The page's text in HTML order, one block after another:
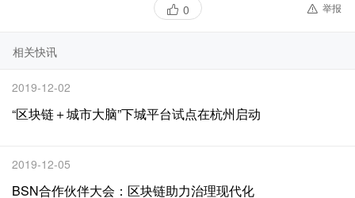
0 举报
相关快讯
2019-12-02
“区块链＋城市大脑”下城平台试点在杭州启动
2019-12-05
BSN合作伙伴大会：区块链助力治理现代化